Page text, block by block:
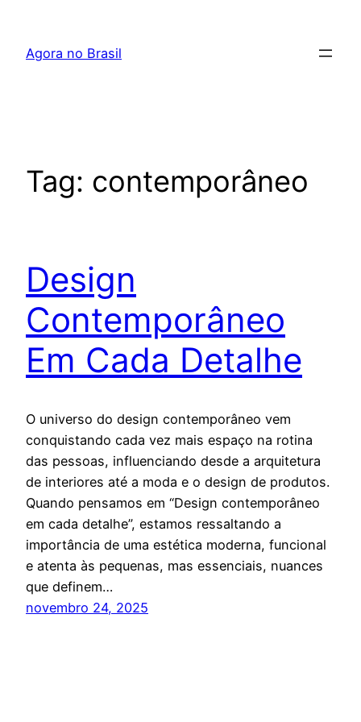
Agora no Brasil
Tag: contemporâneo
Design
Contemporâneo
Em Cada Detalhe
O universo do design contemporâneo vem
conquistando cada vez mais espaço na rotina
das pessoas, influenciando desde a arquitetura
de interiores até a moda e o design de produtos.
Quando pensamos em “Design contemporâneo
em cada detalhe”, estamos ressaltando a
importância de uma estética moderna, funcional
e atenta às pequenas, mas essenciais, nuances
que definem…
novembro 24, 2025